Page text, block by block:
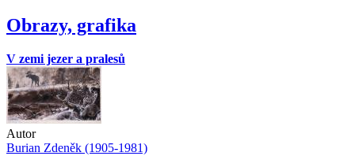
Obrazy, grafika
V zemi jezer a pralesů
Autor
Burian Zdeněk (1905-1981)